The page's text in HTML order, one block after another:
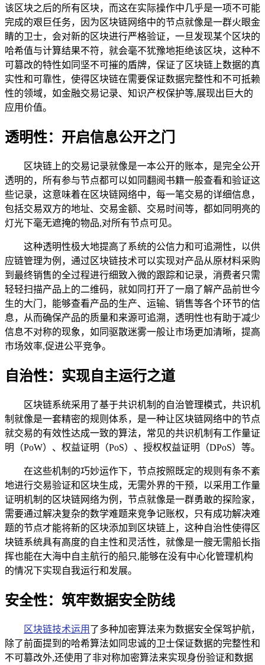
该区块之后的所有区块，而这在实际操作中几乎是一项不可能
完成的艰巨任务，因为区块链网络中的节点就像是一群火眼金
睛的卫士，会对新的区块进行严格验证，一旦发现某个区块的
哈希值与计算结果不符，就会毫不犹豫地拒绝该区块，这种不
可篡改的特性如同坚不可摧的盾牌，保证了区块链上数据的真
实性和可靠性，使得区块链在需要保证数据完整性和不可抵赖
性的领域，如金融交易记录、知识产权保护等,展现出巨大的
应用价值。
透明性：开启信息公开之门
区块链上的交易记录就像是一本公开的账本，是完全公开
透明的，所有参与节点都可以如同翻阅书籍一般查看和验证这
些记录，这意味着在区块链网络中，每一笔交易的详细信息，
包括交易双方的地址、交易金额、交易时间等，都如同明亮的
灯光下毫无遮掩的物品,对所有节点可见。
这种透明性极大地提高了系统的公信力和可追溯性，以供
应链管理为例，通过区块链技术可以实现对产品从原材料采购
到最终销售的全过程进行细致入微的跟踪和记录，消费者只需
轻轻扫描产品上的二维码，就如同打开了一扇了解产品前世今
生的大门，能够查看产品的生产、运输、销售等各个环节的信
息，从而确保产品的质量和来源可追溯，透明性也有助于减少
信息不对称的现象，如同驱散迷雾一般让市场更加清晰，提高
市场效率,促进公平竞争。
自治性：实现自主运行之道
区块链系统采用了基于共识机制的自治管理模式，共识机
制就像是一套精密的规则体系，是一种让区块链网络中的节点
就交易的有效性达成一致的算法，常见的共识机制有工作量证
明（PoW）、权益证明（PoS）、授权权益证明（DPoS）等。
在这些机制的巧妙运作下，节点按照既定的规则有条不紊
地进行交易验证和区块生成，无需外界的干预，以采用工作量
证明机制的区块链网络为例，节点就像是一群勇敢的探险家，
需要通过解决复杂的数学难题来竞争记账权，只有成功解决难
题的节点才能将新的区块添加到区块链上，这种自治性使得区
块链系统具有高度的自主性和灵活性，就像是一艘无需船长指
挥也能在大海中自主航行的船只,能够在没有中心化管理机构
的情况下实现自我运行和发展。
安全性：筑牢数据安全防线
区块链技术运用 了多种加密算法来为数据安全保驾护航，
除了前面提到的哈希算法如同忠诚的卫士保证数据的完整性和
不可篡改外,还使用了非对称加密算法来实现身份验证和数据